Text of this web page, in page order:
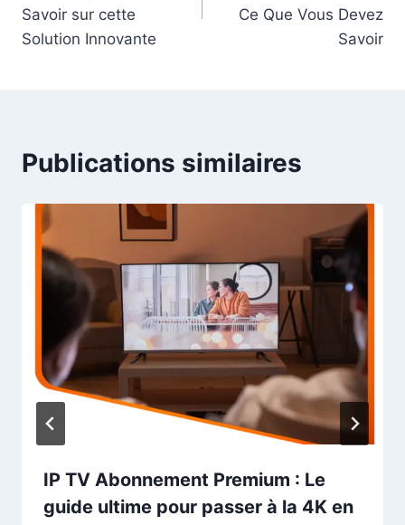
Savoir sur cette
Solution Innovante
Ce Que Vous Devez
Savoir
Publications similaires
IP TV Abonnement Premium : Le
guide ultime pour passer à la 4K en